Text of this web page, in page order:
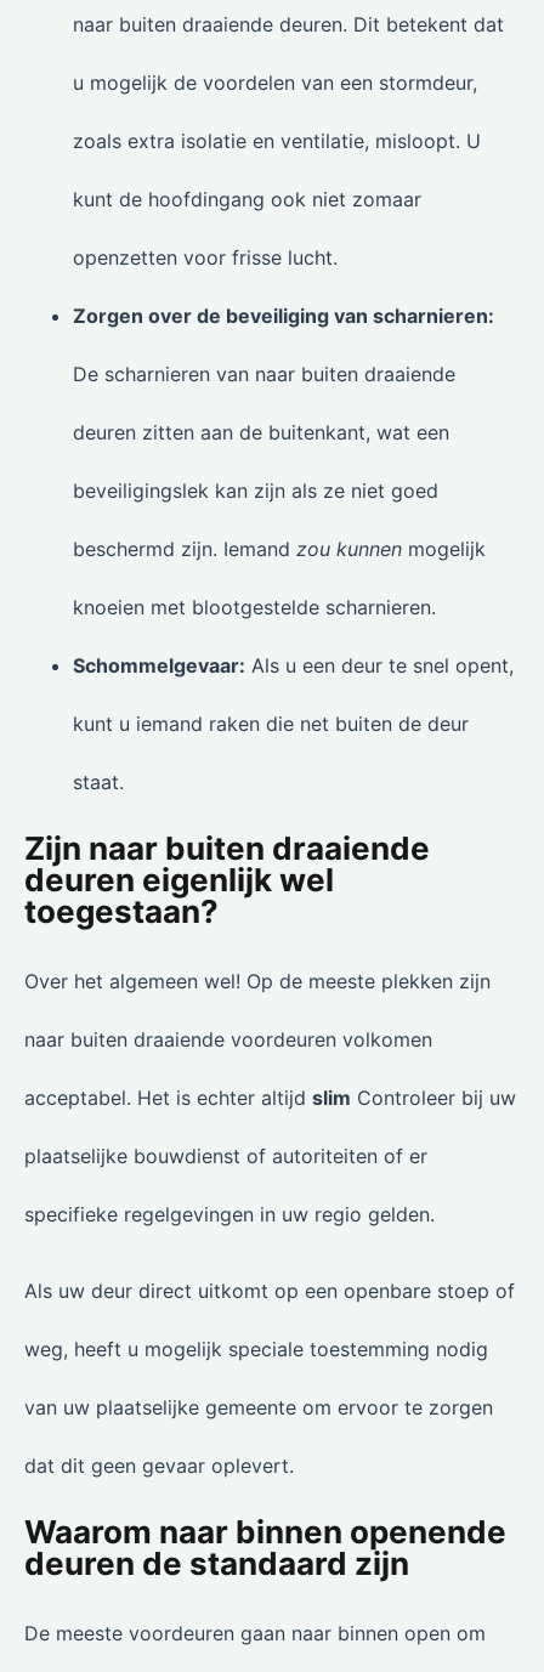
naar buiten draaiende deuren. Dit betekent dat
u mogelijk de voordelen van een stormdeur,
zoals extra isolatie en ventilatie, misloopt. U
kunt de hoofdingang ook niet zomaar
openzetten voor frisse lucht.
Zorgen over de beveiliging van scharnieren:
De scharnieren van naar buiten draaiende
deuren zitten aan de buitenkant, wat een
beveiligingslek kan zijn als ze niet goed
beschermd zijn. Iemand zou kunnen mogelijk
knoeien met blootgestelde scharnieren.
Schommelgevaar: Als u een deur te snel opent,
kunt u iemand raken die net buiten de deur
staat.
Zijn naar buiten draaiende
deuren eigenlijk wel
toegestaan?
Over het algemeen wel! Op de meeste plekken zijn
naar buiten draaiende voordeuren volkomen
acceptabel. Het is echter altijd slim Controleer bij uw
plaatselijke bouwdienst of autoriteiten of er
specifieke regelgevingen in uw regio gelden.
Als uw deur direct uitkomt op een openbare stoep of
weg, heeft u mogelijk speciale toestemming nodig
van uw plaatselijke gemeente om ervoor te zorgen
dat dit geen gevaar oplevert.
Waarom naar binnen openende
deuren de standaard zijn
De meeste voordeuren gaan naar binnen open om